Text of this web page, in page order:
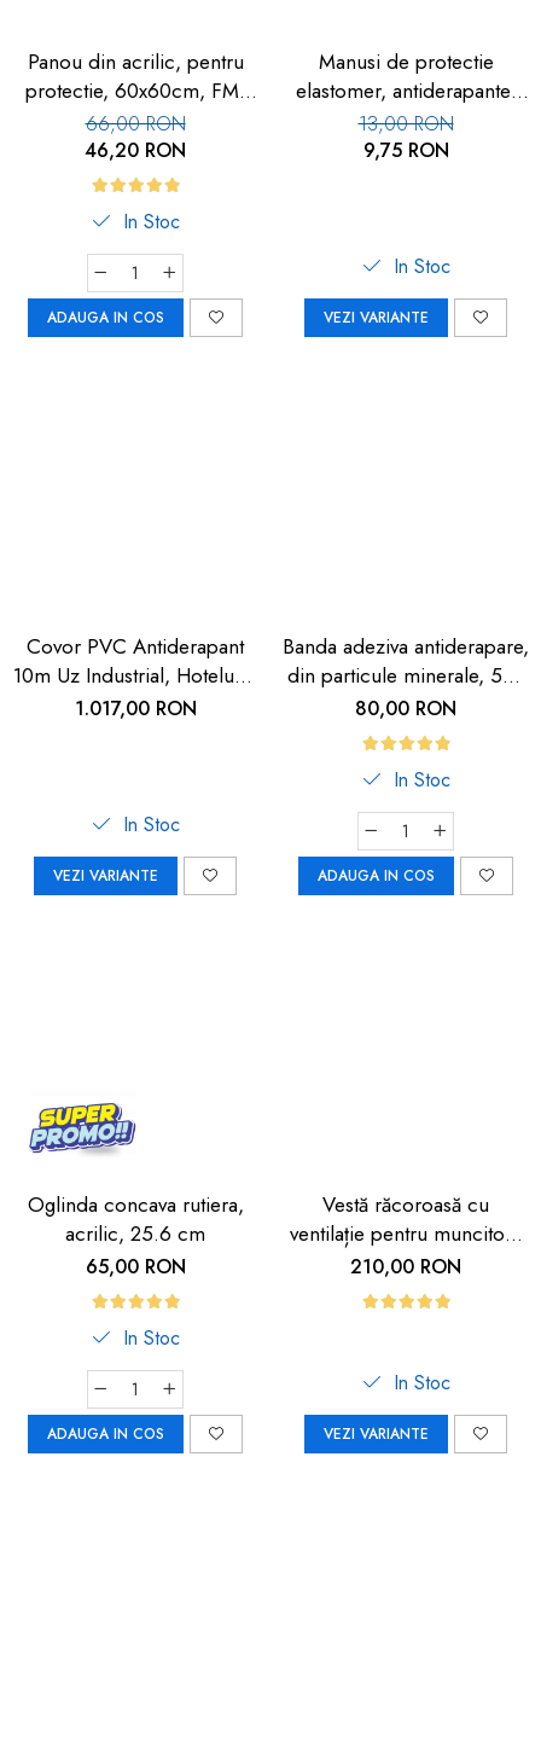
Panou din acrilic, pentru
protectie, 60x60cm, FM-
113
66,00 RON
46,20 RON
In Stoc
ADAUGA IN COS
Manusi de protectie
elastomer, antiderapante,
set 100 buc
13,00 RON
9,75 RON
In Stoc
VEZI VARIANTE
Covor PVC Antiderapant
10m Uz Industrial, Hoteluri |
Carboysafety
1.017,00 RON
In Stoc
VEZI VARIANTE
Banda adeziva antiderapare,
din particule minerale, 5m,
neagra cu dunga
fosforescenta
80,00 RON
In Stoc
ADAUGA IN COS
Oglinda concava rutiera,
acrilic, 25.6 cm
65,00 RON
In Stoc
ADAUGA IN COS
Vestă răcoroasă cu
ventilație pentru muncitori,
sportivi și HORECA
210,00 RON
In Stoc
VEZI VARIANTE